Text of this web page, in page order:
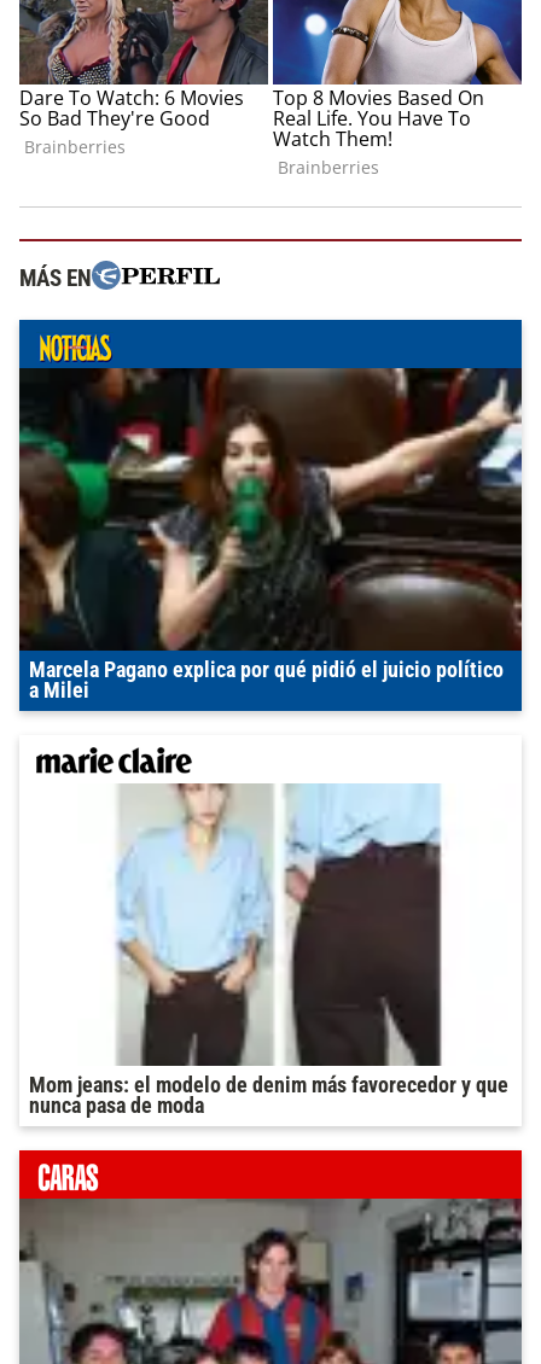
MÁS EN
Marcela Pagano explica por qué pidió el juicio político
a Milei
Mom jeans: el modelo de denim más favorecedor y que
nunca pasa de moda